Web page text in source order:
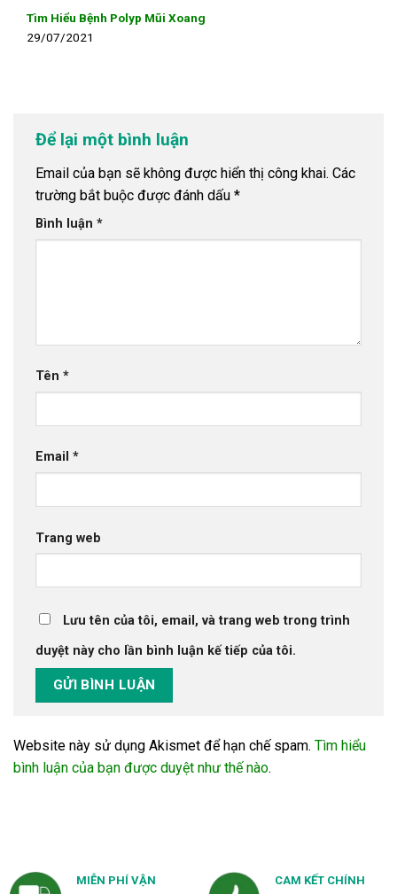
Tìm Hiểu Bệnh Polyp Mũi Xoang
29/07/2021
Để lại một bình luận
Email của bạn sẽ không được hiển thị công khai. Các
trường bắt buộc được đánh dấu *
Bình luận *
Tên *
Email *
Trang web
Lưu tên của tôi, email, và trang web trong trình
duyệt này cho lần bình luận kế tiếp của tôi.
Website này sử dụng Akismet để hạn chế spam. Tìm hiểu
bình luận của bạn được duyệt như thế nào.
MIỄN PHÍ VẬN
CAM KẾT CHÍNH